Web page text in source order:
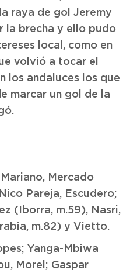
raya de gol Jeremy
la brecha y ello pudo
local, como en
volvió a tocar el
los andaluces los que
marcar un gol de la
Mercado
Pareja, Escudero;
(Iborra, m.59), Nasri,
m.82) y Vietto.
Yanga-Mbiwa
Morel; Gaspar